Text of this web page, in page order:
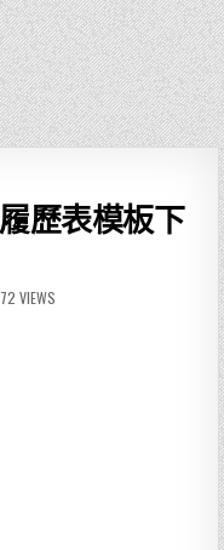
歷表模板下
VIEWS